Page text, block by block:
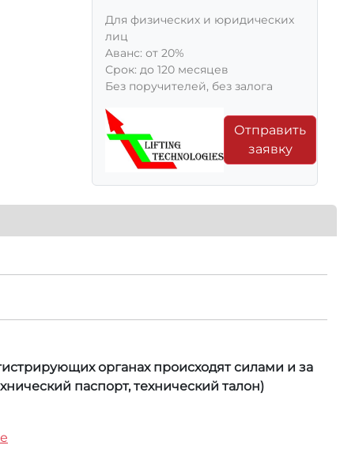
Для физических и юридических
лиц
Aванс: от 20%
Срок: до 120 месяцев
Без поручителей, без залога
Отправить
заявку
органах происходят силами и за
паспорт, технический талон)